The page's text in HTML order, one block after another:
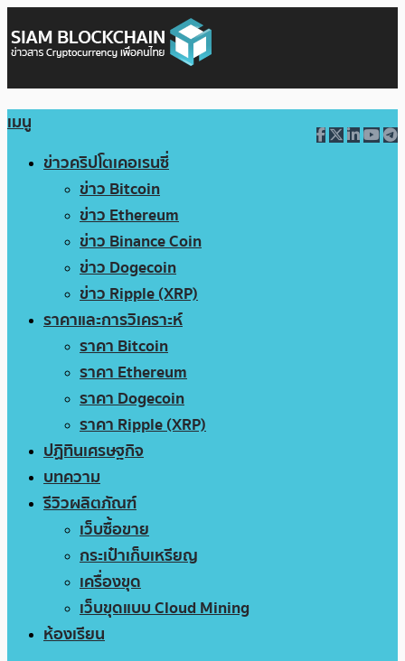
เมนู
ข่าวคริปโตเคอเรนซี่
ข่าว Bitcoin
ข่าว Ethereum
ข่าว Binance Coin
ข่าว Dogecoin
ข่าว Ripple (XRP)
ราคาและการวิเคราะห์
ราคา Bitcoin
ราคา Ethereum
ราคา Dogecoin
ราคา Ripple (XRP)
ปฏิทินเศรษฐกิจ
บทความ
รีวิวผลิตภัณฑ์
เว็บซื้อขาย
กระเป๋าเก็บเหรียญ
เครื่องขุด
เว็บขุดแบบ Cloud Mining
ห้องเรียน